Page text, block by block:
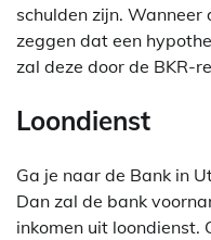
schulden zijn.
zeggen dat een
zal deze door de BKR-
Loondienst
Ga je naar de Bank in
Dan zal de bank
inkomen uit loondienst.